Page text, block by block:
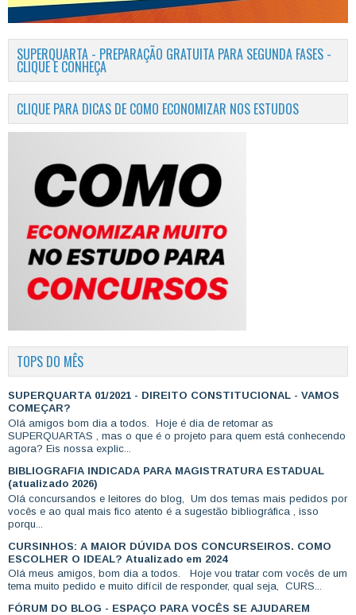
SUPERQUARTA - PREPARAÇÃO GRATUITA PARA SEGUNDA FASES -
CLIQUE E CONHEÇA
CLIQUE PARA DICAS DE COMO ECONOMIZAR NOS ESTUDOS
TOPS DO MÊS
SUPERQUARTA 01/2021 - DIREITO CONSTITUCIONAL - VAMOS
COMEÇAR?
Olá amigos bom dia a todos. Hoje é dia de retomar as
SUPERQUARTAS , mas o que é o projeto para quem está conhecendo
agora? Eis nossa explic...
BIBLIOGRAFIA INDICADA PARA MAGISTRATURA ESTADUAL
(atualizado 2026)
Olá concursandos e leitores do blog, Um dos temas mais pedidos por
vocês e ao qual mais fico atento é a sugestão bibliográfica , isso
porqu...
CURSINHOS: A MAIOR DÚVIDA DOS CONCURSEIROS. COMO
ESCOLHER O IDEAL? Atualizado em 2024
Olá meus amigos, bom dia a todos. Hoje vou tratar com vocês de um
tema muito pedido e muito difícil de responder, qual seja, CURS...
FÓRUM DO BLOG - ESPAÇO PARA VOCÊS SE AJUDAREM